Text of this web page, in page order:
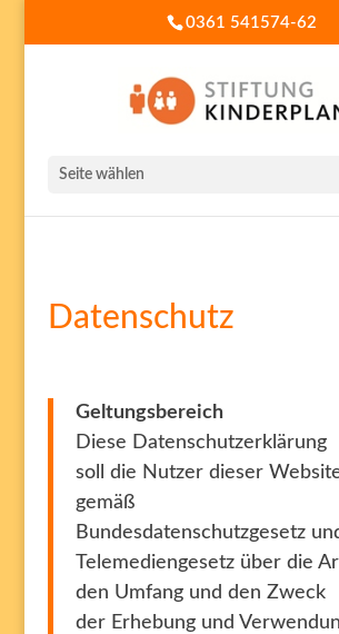
0361 541574-62
Seite wählen
Datenschutz
Geltungsbereich
Diese Datenschutzerklärung
soll die Nutzer dieser
gemäß
Bundesdatenschutzgesetz
Telemediengesetz über die
den Umfang und den Zweck
der Erhebung und